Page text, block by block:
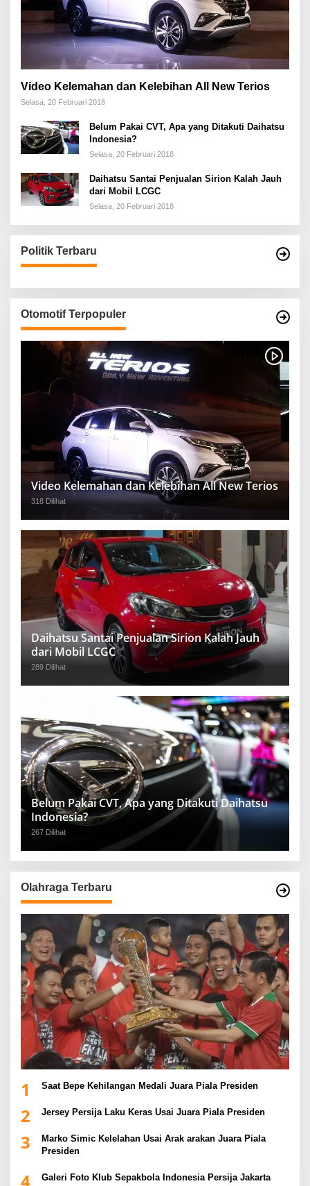
Video Kelemahan dan Kelebihan All New Terios
Selasa, 20 Februari 2018
Belum Pakai CVT, Apa yang Ditakuti Daihatsu
Indonesia?
Selasa, 20 Februari 2018
Daihatsu Santai Penjualan Sirion Kalah Jauh
dari Mobil LCGC
Selasa, 20 Februari 2018
Politik Terbaru
Otomotif Terpopuler
Video Kelemahan dan Kelebihan All New Terios
318 Dilihat
Daihatsu Santai Penjualan Sirion Kalah Jauh
dari Mobil LCGC
289 Dilihat
Belum Pakai CVT, Apa yang Ditakuti Daihatsu
Indonesia?
267 Dilihat
Olahraga Terbaru
1 Saat Bepe Kehilangan Medali Juara Piala Presiden
2 Jersey Persija Laku Keras Usai Juara Piala Presiden
3
Marko Simic Kelelahan Usai Arak arakan Juara Piala
Presiden
4 Galeri Foto Klub Sepakbola Indonesia Persija Jakarta